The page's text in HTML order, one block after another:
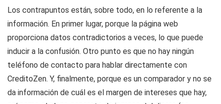
Los contrapuntos están, sobre todo, en lo referente a la
información. En primer lugar, porque la página web
proporciona datos contradictorios a veces, lo que puede
inducir a la confusión. Otro punto es que no hay ningún
teléfono de contacto para hablar directamente con
CreditoZen. Y, finalmente, porque es un comparador y no se
da información de cuál es el margen de intereses que hay,